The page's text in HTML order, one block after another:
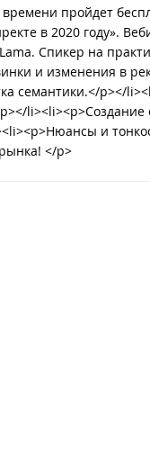
пройдет
в 2020 году».
Спикер на
и изменения в
семантики.</p></
и
</p>